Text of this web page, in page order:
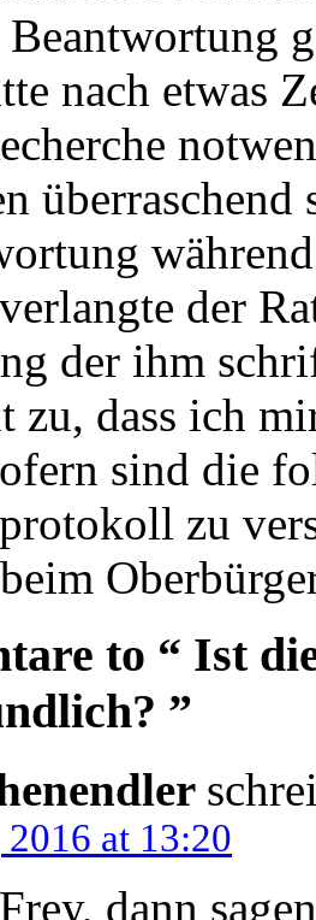
nach etwas
überraschend
der
der ihm
zu, dass ich
sind die
zu
to “ Ist
”
at 13:20
dann